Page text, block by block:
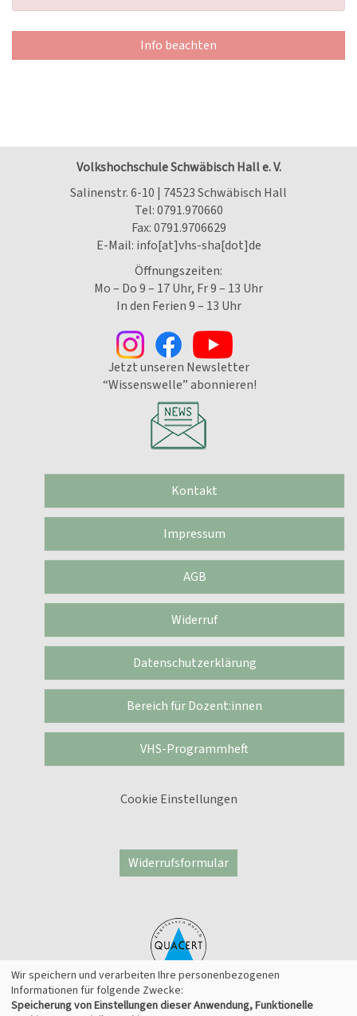
Info beachten
Volkshochschule Schwäbisch Hall e. V.
Salinenstr. 6-10 | 74523 Schwäbisch Hall
Tel:0791.970660
Fax: 0791.9706629
E-Mail: info[at]vhs-sha[dot]de
Öffnungszeiten:
Mo – Do 9 – 17 Uhr, Fr 9 – 13 Uhr
In den Ferien 9 – 13 Uhr
Jetzt unseren Newsletter
“Wissenswelle” abonnieren!
Kontakt
Impressum
AGB
Widerruf
Datenschutzerklärung
Bereich für Dozent:innen
VHS-Programmheft
Cookie Einstellungen
Widerrufsformular
Wir speichern und verarbeiten Ihre personenbezogenen
Informationen für folgende Zwecke:
Speicherung von Einstellungen dieser Anwendung, Funktionelle